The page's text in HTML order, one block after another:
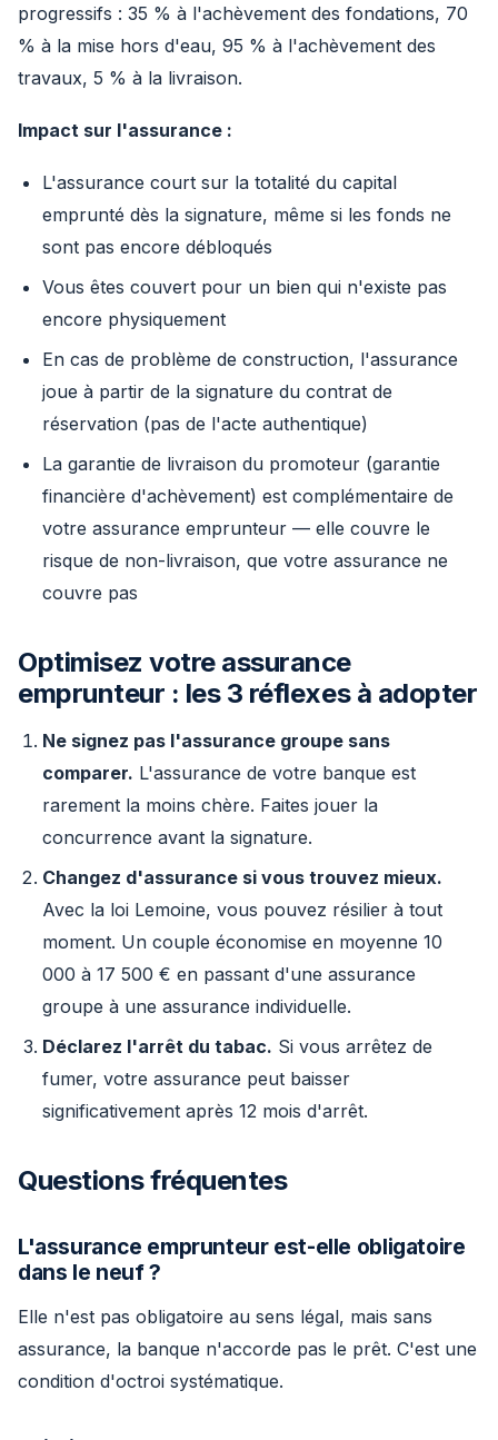
progressifs : 35 % à l'achèvement des fondations, 70
% à la mise hors d'eau, 95 % à l'achèvement des
travaux, 5 % à la livraison.
Impact sur l'assurance :
L'assurance court sur la totalité du capital
emprunté dès la signature, même si les fonds ne
sont pas encore débloqués
Vous êtes couvert pour un bien qui n'existe pas
encore physiquement
En cas de problème de construction, l'assurance
joue à partir de la signature du contrat de
réservation (pas de l'acte authentique)
La garantie de livraison du promoteur (garantie
financière d'achèvement) est complémentaire de
votre assurance emprunteur — elle couvre le
risque de non-livraison, que votre assurance ne
couvre pas
Optimisez votre assurance
emprunteur : les 3 réflexes à adopter
Ne signez pas l'assurance groupe sans
comparer. L'assurance de votre banque est
rarement la moins chère. Faites jouer la
concurrence avant la signature.
Changez d'assurance si vous trouvez mieux.
Avec la loi Lemoine, vous pouvez résilier à tout
moment. Un couple économise en moyenne 10
000 à 17 500 € en passant d'une assurance
groupe à une assurance individuelle.
Déclarez l'arrêt du tabac. Si vous arrêtez de
fumer, votre assurance peut baisser
significativement après 12 mois d'arrêt.
Questions fréquentes
L'assurance emprunteur est-elle obligatoire
dans le neuf ?
Elle n'est pas obligatoire au sens légal, mais sans
assurance, la banque n'accorde pas le prêt. C'est une
condition d'octroi systématique.